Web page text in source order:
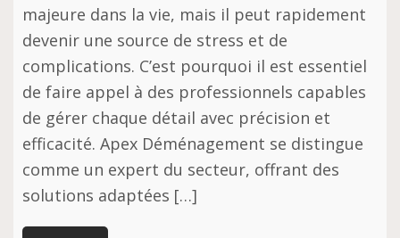
majeure dans la vie, mais il peut rapidement
devenir une source de stress et de
complications. C’est pourquoi il est essentiel
de faire appel à des professionnels capables
de gérer chaque détail avec précision et
efficacité. Apex Déménagement se distingue
comme un expert du secteur, offrant des
solutions adaptées […]